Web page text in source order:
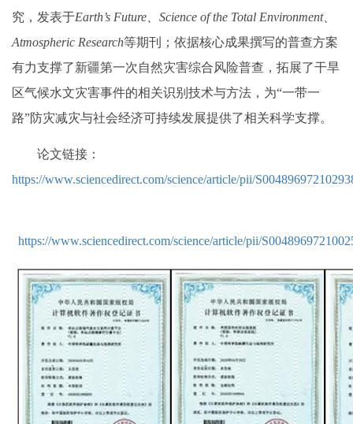
究，发表于Earth’s Future、Science of the Total Environment、
Atmospheric Research等期刊；依据核心成果撰写的普查方案
有力支撑了新疆第一次自然灾害综合风险普查，拓展了干旱
区气候水文灾害事件的相关识别技术与方法，为“一带一
路”防灾减灾与社会经济可持续发展提供了相关科学支撑。
论文链接：
https://www.sciencedirect.com/science/article/pii/
https://www.sciencedirect.com/science/article/pii/